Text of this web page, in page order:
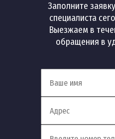
Заполните
специалиста
Выезжаем в
обращения в